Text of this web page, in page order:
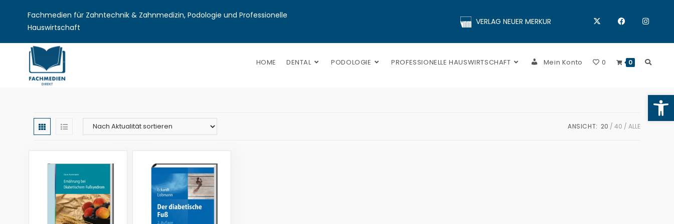
Fachmedien für Zahntechnik & Zahnmedizin, Podologie und Professionelle
Hauswirtschaft
VERLAG NEUER MERKUR
HOME DENTAL PODOLOGIE PROFESSIONELLE HAUSWIRTSCHAFT Mein Konto 0 0
ANSICHT: 20 40 ALLE